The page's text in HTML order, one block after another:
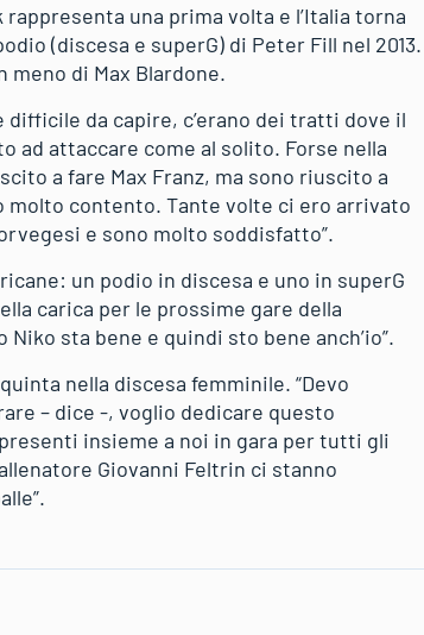
una prima volta e l’Italia torna
(discesa e superG) di Peter Fill nel 2013.
di Max Blardone.
difficile da capire, c’erano dei tratti dove il
ad attaccare come al solito. Forse nella
a fare Max Franz, ma sono riuscito a
molto contento. Tante volte ci ero arrivato
e sono molto soddisfatto”.
un podio in discesa e uno in superG
carica per le prossime gare della
sta bene e quindi sto bene anch’io”.
nella discesa femminile. “Devo
– dice -, voglio dedicare questo
insieme a noi in gara per tutti gli
Giovanni Feltrin ci stanno